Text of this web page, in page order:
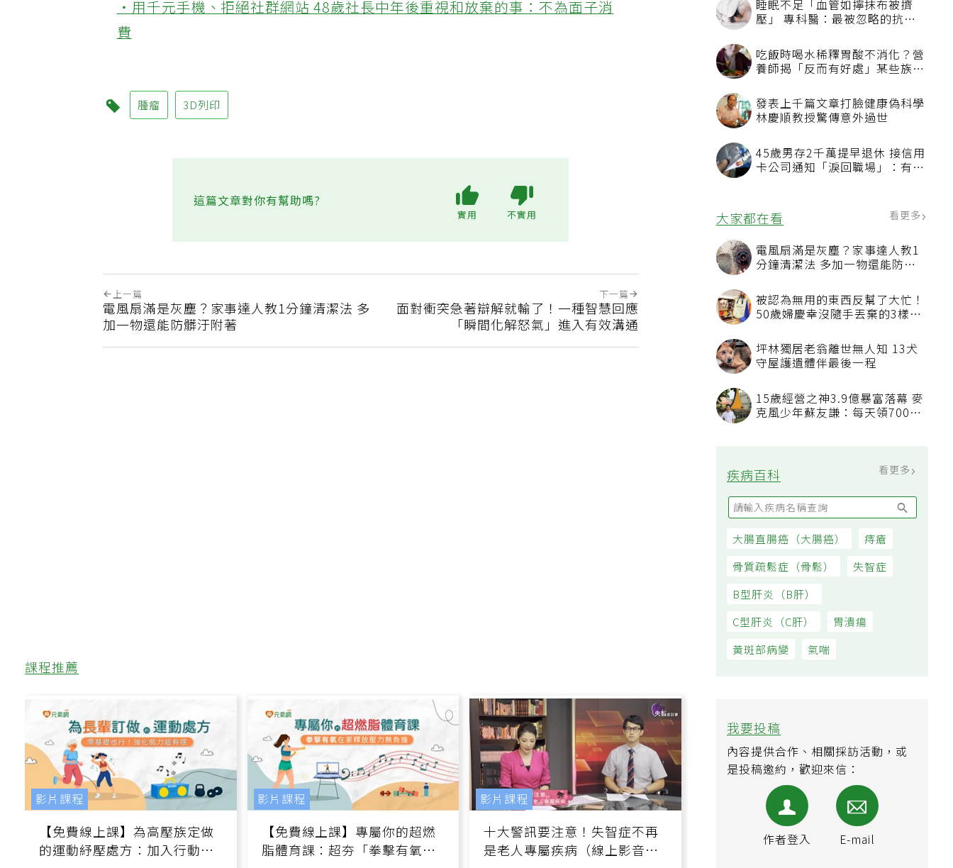
睡眠不足「血管如擰抹布被擠
壓」 專科醫：最被忽略的抗老
吃飯時喝水稀釋胃酸不消化？營
養師揭「反而有好處」某些族群
發表上千篇文章打臉健康偽科學
林慶順教授驚傳意外過世
45歲男存2千萬提早退休 接信用
卡公司通知「淚回職場」：有錢
大家都在看 看更多
電風扇滿是灰塵？家事達人教1
分鐘清潔法 多加一物還能防髒
被認為無用的東西反幫了大忙！
50歲婦慶幸沒隨手丟棄的3樣物
坪林獨居老翁離世無人知 13犬
守屋護遺體伴最後一程
15歲經營之神3.9億暴富落幕 麥
克風少年蘇友謙：每天領700元
疾病百科 看更多
大腸直腸癌（大腸癌）
痔瘡
骨質疏鬆症（骨鬆）
失智症
B型肝炎（B肝）
C型肝炎（C肝） 胃潰瘍
黃斑部病變 氣喘
我要投稿
內容提供合作、相關採訪活動，或
是投稿邀約，歡迎來信：
‧用千元手機、拒絕社群網站 48歲社長中年後重視和放棄的事：不為面子消
費
腫瘤 3D列印
這篇文章對你有幫助嗎?
實用 不實用
上一篇
電風扇滿是灰塵？家事達人教1分鐘清潔法 多
加一物還能防髒汙附著
下一篇
面對衝突急著辯解就輸了！一種智慧回應
「瞬間化解怒氣」進入有效溝通
課程推薦
【免費線上課】為高壓族定做
的運動紓壓處方：加入行動、
影片課程
【免費線上課】專屬你的超燃
脂體育課：超夯「拳擊有氧」
影片課程
十大警訊要注意！失智症不再
是老人專屬疾病（線上影音
影片課程